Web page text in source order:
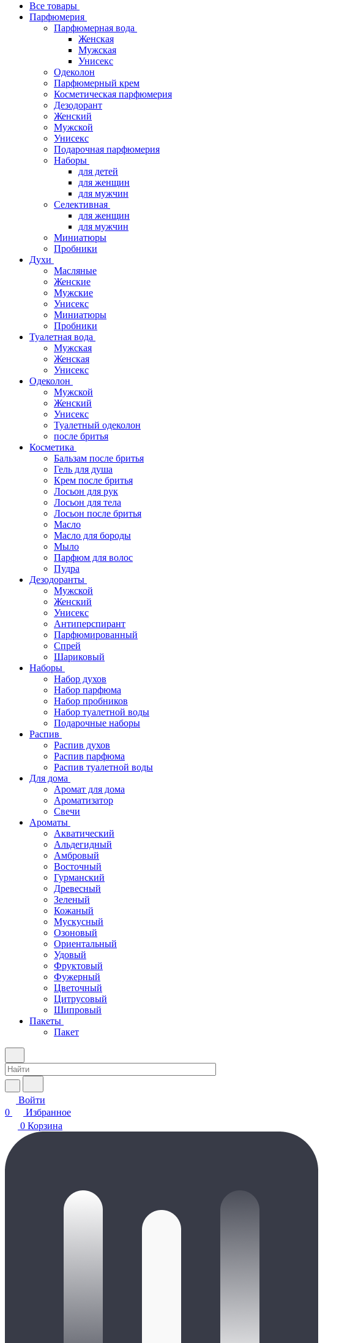
Все товары
Парфюмерия
Парфюмерная вода
Женская
Мужская
Унисекс
Одеколон
Парфюмерный крем
Косметическая парфюмерия
Дезодорант
Женский
Мужской
Унисекс
Подарочная парфюмерия
Наборы
для детей
для женщин
для мужчин
Селективная
для женщин
для мужчин
Миниатюры
Пробники
Духи
Масляные
Женские
Мужские
Унисекс
Миниатюры
Пробники
Туалетная вода
Мужская
Женская
Унисекс
Одеколон
Мужской
Женский
Унисекс
Туалетный одеколон
после бритья
Косметика
Бальзам после бритья
Гель для душа
Крем после бритья
Лосьон для рук
Лосьон для тела
Лосьон после бритья
Масло
Масло для бороды
Мыло
Парфюм для волос
Пудра
Дезодоранты
Мужской
Женский
Унисекс
Антиперспирант
Парфюмированный
Спрей
Шариковый
Наборы
Набор духов
Набор парфюма
Набор пробников
Набор туалетной воды
Подарочные наборы
Распив
Распив духов
Распив парфюма
Распив туалетной воды
Для дома
Аромат для дома
Ароматизатор
Свечи
Ароматы
Акватический
Альдегидный
Амбровый
Восточный
Гурманский
Древесный
Зеленый
Кожаный
Мускусный
Озоновый
Ориентальный
Удовый
Фруктовый
Фужерный
Цветочный
Цитрусовый
Шипровый
Пакеты
Пакет
Войти
0
Избранное
0 Корзина